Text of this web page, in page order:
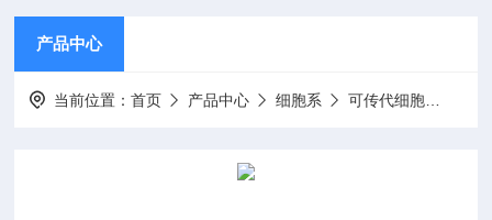
产品中心
当前位置：首页 产品中心 细胞系 可传代细胞